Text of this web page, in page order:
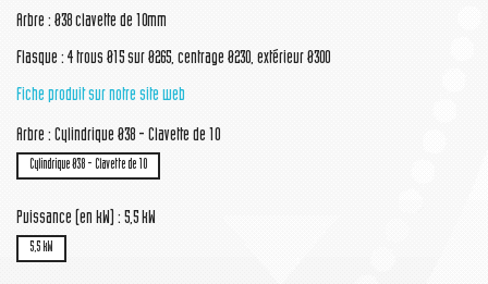
Arbre : Ø38 clavette de 10mm
Flasque : 4 trous Ø15 sur Ø265, centrage Ø230, extérieur Ø300
Fiche produit sur notre site web
Arbre : Cylindrique Ø38 - Clavette de 10
Cylindrique Ø38 - Clavette de 10
Puissance (en kW) : 5,5 kW
5,5 kW